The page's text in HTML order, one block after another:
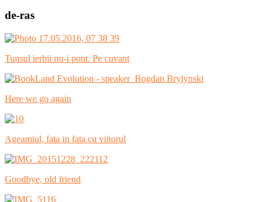
de-ras
Tunsul ierbii nu-i pont. Pe cuvant
Here we go again
Ageamiul, fata in fata cu viitorul
Goodbye, old friend